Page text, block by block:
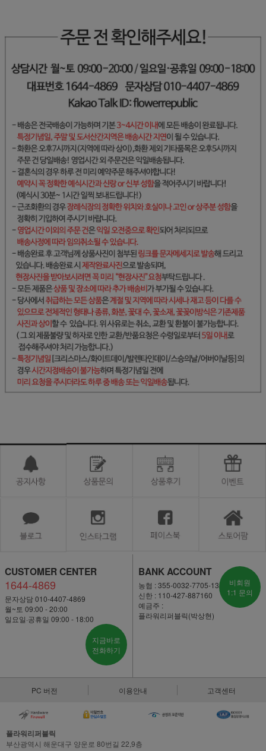
CUSTOMER CENTER
1644-4869
문자상담 010-4407-4869
월~토 09:00 - 20:00
일요일·공휴일 09:00 - 18:00
지금바로
전화하기
BANK ACCOUNT
농협 : 355-0032-7705-13
신한 : 110-427-887160
예금주 :
플라워리퍼블릭(박상현)
비회원
1:1 문의
PC 버전 이용안내 고객센터
플라워리퍼블릭
부산광역시 해운대구 양운로 80번길 22,9층